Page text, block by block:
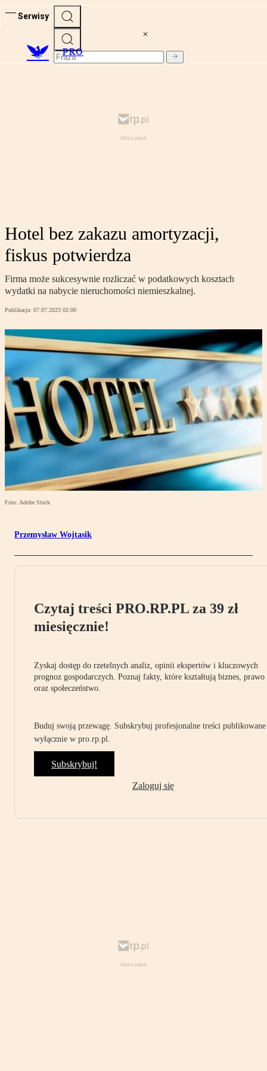
Serwisy
PRO
Hotel bez zakazu amortyzacji,
fiskus potwierdza
Firma może sukcesywnie rozliczać w podatkowych kosztach
wydatki na nabycie nieruchomości niemieszkalnej.
Publikacja: 07.07.2023 02:00
Foto: Adobe Stock
Przemysław Wojtasik
Czytaj treści PRO.RP.PL za 39 zł
miesięcznie!
Zyskaj dostęp do rzetelnych analiz, opinii ekspertów i kluczowych
prognoz gospodarczych. Poznaj fakty, które kształtują biznes, prawo
oraz społeczeństwo.
Buduj swoją przewagę. Subskrybuj profesjonalne treści publikowane
wyłącznie w pro.rp.pl.
Subskrybuj!
Zaloguj się